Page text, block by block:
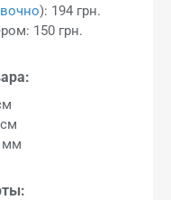
): 194 грн.
150 грн.
мм